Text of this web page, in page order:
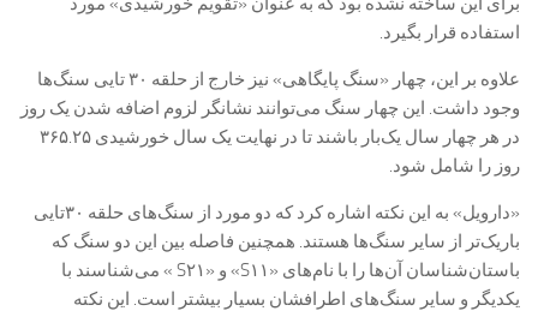
استفاده قرار بگیرد.
علاوه بر این، چهار «سنگ پایگاهی» نیز خارج از حلقه ۳۰ تایی سنگ‌ها
وجود داشت. این چهار سنگ می‌توانند نشانگر لزوم اضافه شدن یک روز
در هر چهار سال یک‌بار باشند تا در نهایت یک سال خورشیدی ۳۶۵.۲۵
روز را شامل شود.
«دارویل» به این نکته اشاره کرد که دو مورد از سنگ‌های حلقه ۳۰‌تایی
باریک‌تر از سایر سنگ‌ها هستند. همچنین فاصله بین این دو سنگ که
باستان‌شناسان آن‌ها را با نام‌های «S۱۱» و «S۲۱ » می‌شناسند با
یکدیگر و سایر سنگ‌های اطرافشان بسیار بیشتر است. این نکته